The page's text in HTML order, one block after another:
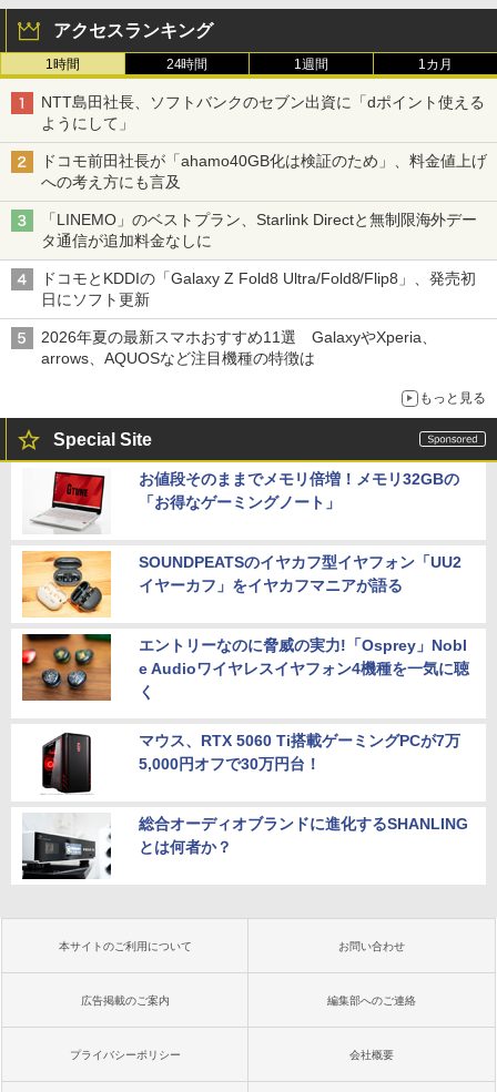
アクセスランキング
1時間 24時間 1週間 1カ月
NTT島田社長、ソフトバンクのセブン出資に「dポイント使える
ようにして」
ドコモ前田社長が「ahamo40GB化は検証のため」、料金値上げ
への考え方にも言及
「LINEMO」のベストプラン、Starlink Directと無制限海外デー
タ通信が追加料金なしに
ドコモとKDDIの「Galaxy Z Fold8 Ultra/Fold8/Flip8」、発売初
日にソフト更新
2026年夏の最新スマホおすすめ11選 GalaxyやXperia、
arrows、AQUOSなど注目機種の特徴は
もっと見る
Special Site
お値段そのままでメモリ倍増！メモリ32GBの
「お得なゲーミングノート」
SOUNDPEATSのイヤカフ型イヤフォン「UU2
イヤーカフ」をイヤカフマニアが語る
エントリーなのに脅威の実力!「Osprey」Nobl
e Audioワイヤレスイヤフォン4機種を一気に聴
く
マウス、RTX 5060 Ti搭載ゲーミングPCが7万
5,000円オフで30万円台！
総合オーディオブランドに進化するSHANLING
とは何者か？
本サイトのご利用について お問い合わせ
広告掲載のご案内 編集部へのご連絡
プライバシーポリシー 会社概要